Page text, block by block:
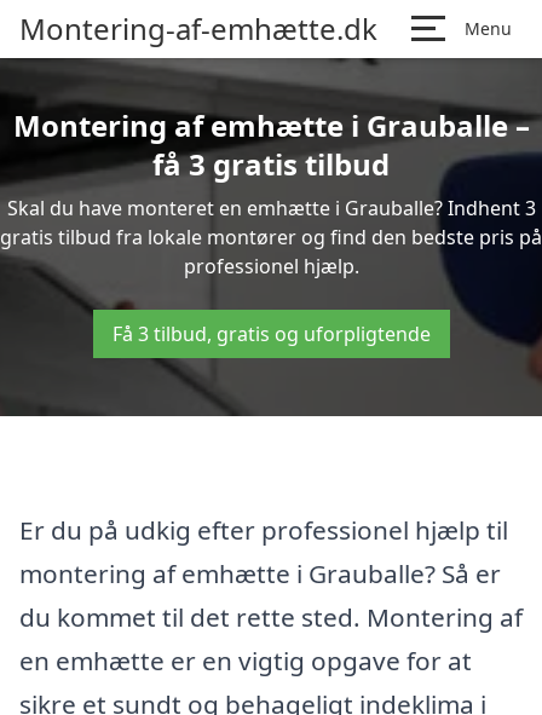
Montering-af-emhætte.dk Menu
Montering af emhætte i Grauballe –
få 3 gratis tilbud
Skal du have monteret en emhætte i Grauballe? Indhent 3
gratis tilbud fra lokale montører og find den bedste pris på
professionel hjælp.
Få 3 tilbud, gratis og uforpligtende
Er du på udkig efter professionel hjælp til
montering af emhætte i Grauballe? Så er
du kommet til det rette sted. Montering af
en emhætte er en vigtig opgave for at
sikre et sundt og behageligt indeklima i